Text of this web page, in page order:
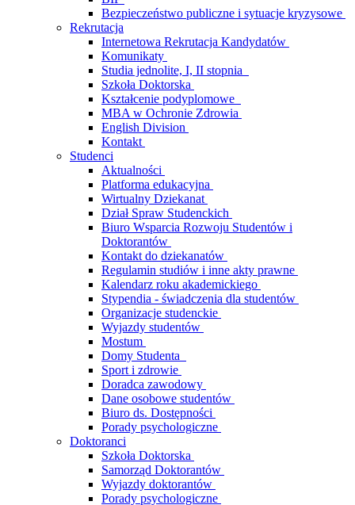
Bezpieczeństwo publiczne i sytuacje kryzysowe
Rekrutacja
Internetowa Rekrutacja Kandydatów
Komunikaty
Studia jednolite, I, II stopnia
Szkoła Doktorska
Kształcenie podyplomowe
MBA w Ochronie Zdrowia
English Division
Kontakt
Studenci
Aktualności
Platforma edukacyjna
Wirtualny Dziekanat
Dział Spraw Studenckich
Biuro Wsparcia Rozwoju Studentów i
Doktorantów
Kontakt do dziekanatów
Regulamin studiów i inne akty prawne
Kalendarz roku akademickiego
Stypendia - świadczenia dla studentów
Organizacje studenckie
Wyjazdy studentów
Mostum
Domy Studenta
Sport i zdrowie
Doradca zawodowy
Dane osobowe studentów
Biuro ds. Dostępności
Porady psychologiczne
Doktoranci
Szkoła Doktorska
Samorząd Doktorantów
Wyjazdy doktorantów
Porady psychologiczne